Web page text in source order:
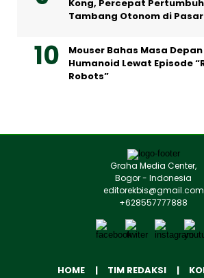
Kong, Percepat
Tambang Otonom di
Mouser Bahas Masa
Humanoid Lewat Episode
Robots”
Graha Media Center,
Bogor - Indonesia
editorekbis@gmail.com
+628557777888
HOME TIM REDAKSI